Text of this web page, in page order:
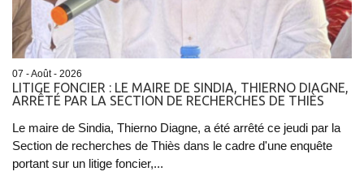
07 - Août - 2026
LITIGE FONCIER : LE MAIRE DE SINDIA, THIERNO DIAGNE,
ARRÊTÉ PAR LA SECTION DE RECHERCHES DE THIÈS
Le maire de Sindia, Thierno Diagne, a été arrêté ce jeudi par la
Section de recherches de Thiès dans le cadre d'une enquête
portant sur un litige foncier,...